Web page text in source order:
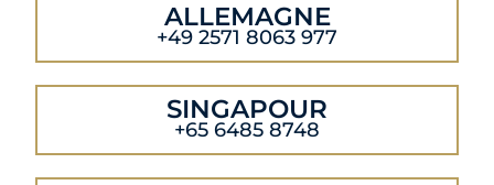
ALLEMAGNE
+49 2571 8063 977
SINGAPOUR
+65 6485 8748